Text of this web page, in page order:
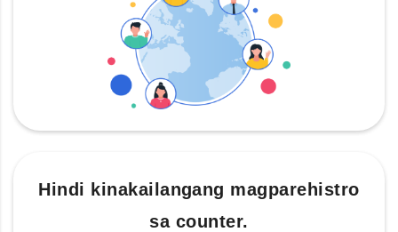
Hindi kinakailangang magparehistro
sa counter.